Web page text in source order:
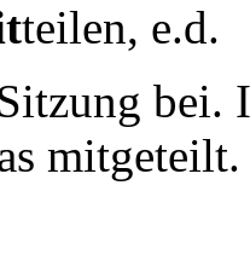
teilen, e.d.
bei.
mitgeteilt.